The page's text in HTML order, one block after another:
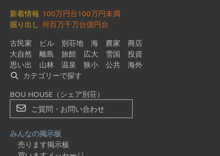
新着情報 100万円台100万円未満
掘り出し 何百万千万台億円台
古民家
ビル 別荘地 海 農家
商店
大自然
離島 旅館 広大 雪国
投資
思い出
山林 温泉 狭小 公共
海外
カテゴリーで探す
BOU HOUSE（シェア別荘）
ご質問・お問い合わせ
みんなの掲示板
売ります掲示板